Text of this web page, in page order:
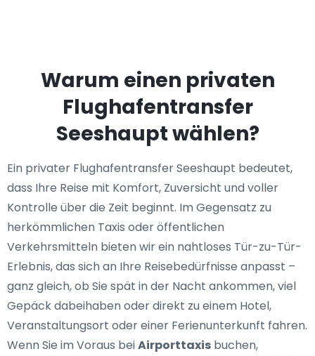
Warum einen privaten
Flughafentransfer
Seeshaupt wählen?
Ein privater Flughafentransfer Seeshaupt bedeutet,
dass Ihre Reise mit Komfort, Zuversicht und voller
Kontrolle über die Zeit beginnt. Im Gegensatz zu
herkömmlichen Taxis oder öffentlichen
Verkehrsmitteln bieten wir ein nahtloses Tür-zu-Tür-
Erlebnis, das sich an Ihre Reisebedürfnisse anpasst –
ganz gleich, ob Sie spät in der Nacht ankommen, viel
Gepäck dabeihaben oder direkt zu einem Hotel,
Veranstaltungsort oder einer Ferienunterkunft fahren.
Wenn Sie im Voraus beiAirporttaxis buchen,